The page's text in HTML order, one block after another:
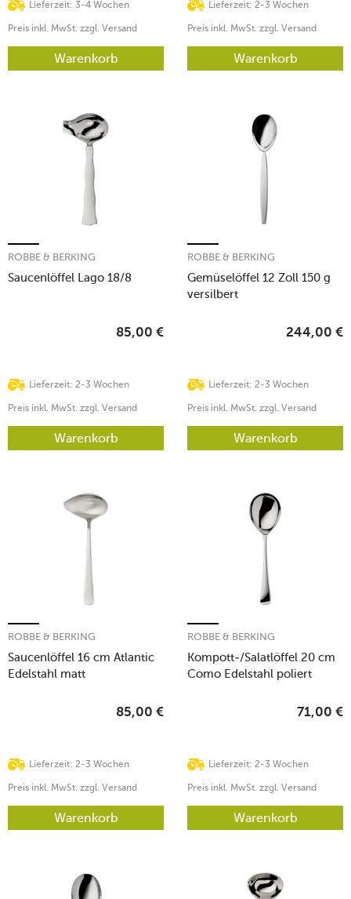
Lieferzeit: 3-4 Wochen
Preis inkl. MwSt. zzgl. Versand
Warenkorb
Lieferzeit: 2-3 Wochen
Preis inkl. MwSt. zzgl. Versand
Warenkorb
Saucenlöffel Lago 18/8
ROBBE & BERKING
Lieferzeit: 2-3 Wochen
85,00 €
Preis inkl. MwSt. zzgl. Versand
Warenkorb
Gemüselöffel 12 Zoll 150 g
versilbert
ROBBE & BERKING
Lieferzeit: 2-3 Wochen
244,00 €
Preis inkl. MwSt. zzgl. Versand
Warenkorb
Saucenlöffel 16 cm Atlantic
Edelstahl matt
ROBBE & BERKING
Lieferzeit: 2-3 Wochen
85,00 €
Preis inkl. MwSt. zzgl. Versand
Warenkorb
Kompott-/Salatlöffel 20 cm
Como Edelstahl poliert
ROBBE & BERKING
Lieferzeit: 2-3 Wochen
71,00 €
Preis inkl. MwSt. zzgl. Versand
Warenkorb